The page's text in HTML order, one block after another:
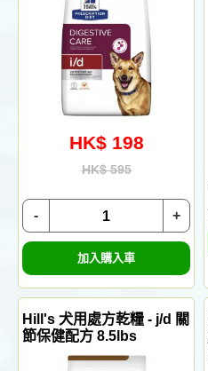
HK$ 198
HK$ 595
+
-
加入購入車
Hill's 犬用處方乾糧 - j/d 關
節保健配方 8.5lbs